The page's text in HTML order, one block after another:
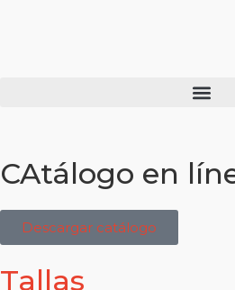
CAtálogo en
Descargar catálogo
Tallas